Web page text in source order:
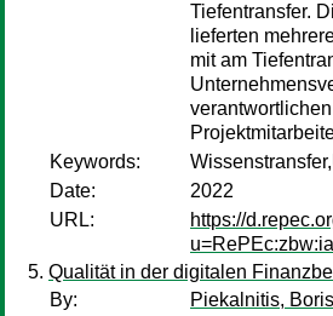
Tiefentransfer.
lieferten
mit am
verantwortlichen
Keywords:
Date:
2022
URL:
https://
Qualität in der digitalen
By:
Piekalnitis, Boris